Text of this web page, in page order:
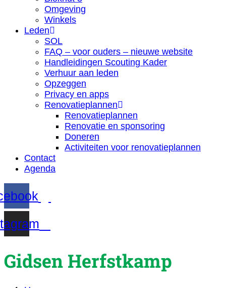
Omgeving
Winkels
Leden
SOL
FAQ – voor ouders – nieuwe website
Handleidingen Scouting Kader
Verhuur aan leden
Opzeggen
Privacy en apps
Renovatieplannen
Renovatieplannen
Renovatie en sponsoring
Doneren
Activiteiten voor renovatieplannen
Contact
Agenda
Gidsen Herfstkamp